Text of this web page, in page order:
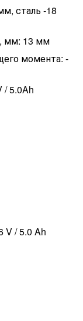
сталь -18
мм: 13 мм
момента: -
/ 5.0Ah
V / 5.0 Ah